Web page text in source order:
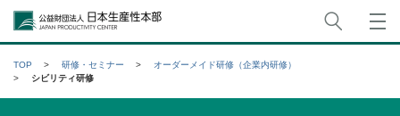
公益財団法人日本生産性本部
TOP 研修・セミナー
オーダーメイド研修（企業内研修）
シビリティ研修